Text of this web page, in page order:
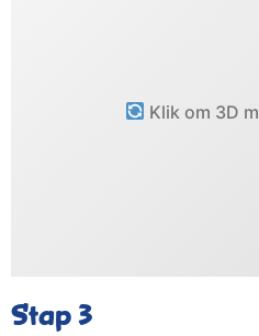
Klik om 3D
Stap 3